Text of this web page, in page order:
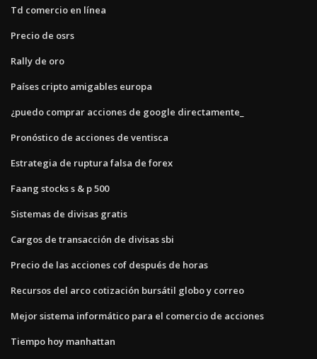
Td comercio en línea
Precio de osrs
Rally de oro
Países cripto amigables europa
¿puedo comprar acciones de google directamente_
Pronóstico de acciones de ventisca
Estrategia de ruptura falsa de forex
Faang stocks s & p 500
Sistemas de divisas gratis
Cargos de transacción de divisas sbi
Precio de las acciones cof después de horas
Recursos del arco cotización bursátil globo y correo
Mejor sistema informático para el comercio de acciones
Tiempo hoy manhattan